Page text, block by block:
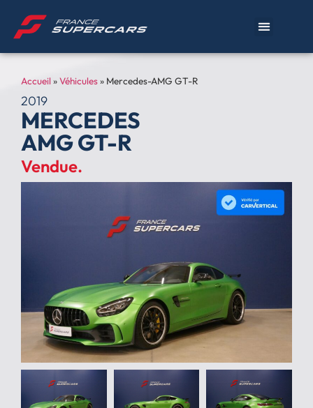
Accueil»Véhicules» Mercedes-AMG GT-R
2019
MERCEDES
AMG GT-R
Vendue.